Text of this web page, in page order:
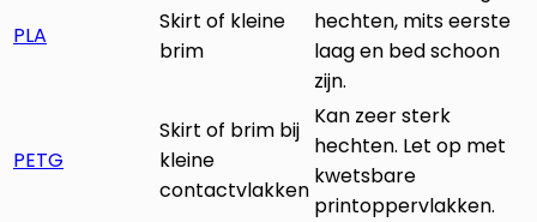
PLA
Skirt of kleine
brim
hechten, mits eerste
laag en bed schoon
zijn.
PETG
Skirt of brim bij
kleine
contactvlakken
Kan zeer sterk
hechten. Let op met
kwetsbare
printoppervlakken.